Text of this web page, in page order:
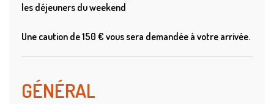
les déjeuners du weekend
Une caution de 150 € vous sera demandée à votre arrivée.
GÉNÉRAL